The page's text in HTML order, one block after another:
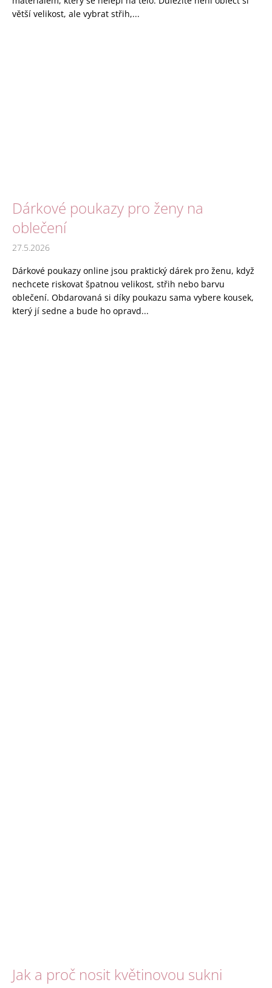
větší velikost, ale vybrat střih,...
Dárkové poukazy pro ženy na
oblečení
27.5.2026
Dárkové poukazy online jsou praktický dárek pro ženu, když
nechcete riskovat špatnou velikost, střih nebo barvu
oblečení. Obdarovaná si díky poukazu sama vybere kousek,
který jí sedne a bude ho opravd...
Jak a proč nosit květinovou sukni